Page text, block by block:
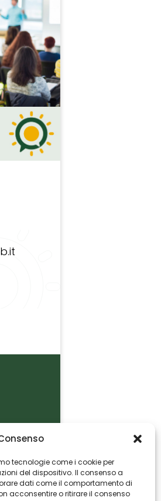
tecnologie come i cookie per
del dispositivo. Il consenso a
dati come il comportamento di
acconsentire o ritirare il consenso